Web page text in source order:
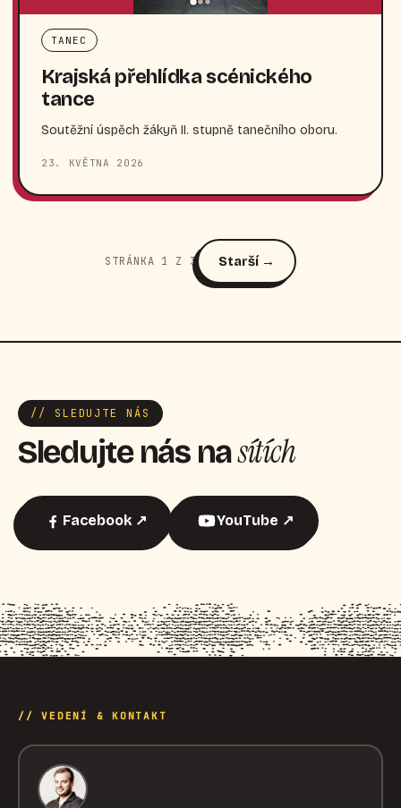
TANEC
Krajská přehlídka scénického
tance
Soutěžní úspěch žákyň II. stupně tanečního oboru.
23. KVĚTNA 2026
STRÁNKA 1 Z 3 Starší →
// SLEDUJTE NÁS
Sledujte nás nasítích
Facebook ↗ YouTube ↗
// VEDENÍ & KONTAKT